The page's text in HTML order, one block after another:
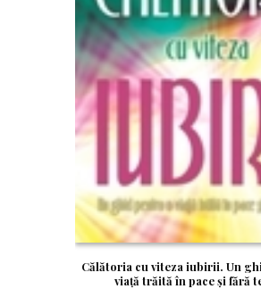
Călătoria cu viteza iubirii. Un
viaţă trăită în pace şi fără